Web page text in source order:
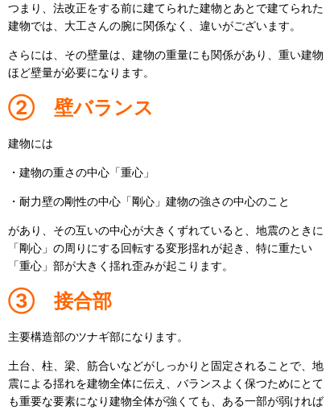
つまり、法改正をする前に建てられた建物とあとで建てられた
建物では、大工さんの腕に関係なく、違いがございます。
さらには、その壁量は、建物の重量にも関係があり、重い建物
ほど壁量が必要になります。
② 壁バランス
建物には
・建物の重さの中心「重心」
・耐力壁の剛性の中心「剛心」建物の強さの中心のこと
があり、その互いの中心が大きくずれていると、地震のときに
「剛心」の周りにする回転する変形揺れが起き、特に重たい
「重心」部が大きく揺れ歪みが起こります。
③ 接合部
主要構造部のツナギ部になります。
土台、柱、梁、筋合いなどがしっかりと固定されることで、地
震による揺れを建物全体に伝え、バランスよく保つためにとて
も重要な要素になり建物全体が強くても、ある一部が弱ければ